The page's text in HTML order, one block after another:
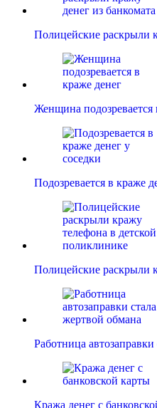
Полицейские раскрыли
Женщина подозревается
Подозревается в краже
Полицейские раскрыли
Работница
Кража денег с